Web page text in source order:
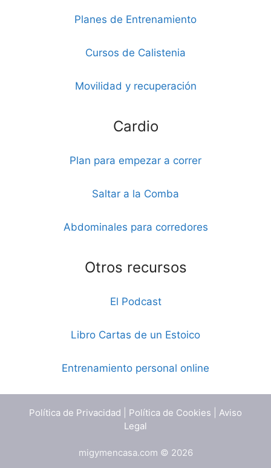
Planes de Entrenamiento
Cursos de Calistenia
Movilidad y recuperación
Cardio
Plan para empezar a correr
Saltar a la Comba
Abdominales para corredores
Otros recursos
El Podcast
Libro Cartas de un Estoico
Entrenamiento personal online
Política de Privacidad Política de Cookies
Aviso
Legal
migymencasa.com © 2026